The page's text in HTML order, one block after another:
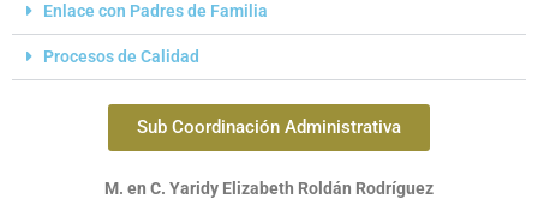
Enlace con Padres de Familia
Procesos de Calidad
Sub Coordinación Administrativa
M. en C. Yaridy Elizabeth Roldán Rodríguez